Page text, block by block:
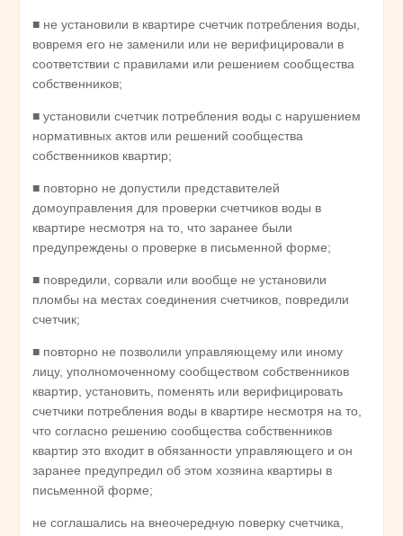
■ не установили в квартире счетчик потребления воды,
вовремя его не заменили или не верифицировали в
соответствии с правилами или решением сообщества
собственников;
■ установили счетчик потребления воды с нарушением
нормативных актов или решений сообщества
собственников квартир;
■ повторно не допустили представителей
домоуправления для проверки счетчиков воды в
квартире несмотря на то, что заранее были
предупреждены о проверке в письменной форме;
■ повредили, сорвали или вообще не установили
пломбы на местах соединения счетчиков, повредили
счетчик;
■ повторно не позволили управляющему или иному
лицу, уполномоченному сообществом собственников
квартир, установить, поменять или верифицировать
счетчики потребления воды в квартире несмотря на то,
что согласно решению сообщества собственников
квартир это входит в обязанности управляющего и он
заранее предупредил об этом хозяина квартиры в
письменной форме;
не соглашались на внеочередную поверку счетчика,